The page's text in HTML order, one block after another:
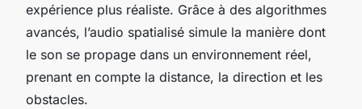
expérience plus réaliste. Grâce à des algorithmes
avancés, l’audio spatialisé simule la manière dont
le son se propage dans un environnement réel,
prenant en compte la distance, la direction et les
obstacles.